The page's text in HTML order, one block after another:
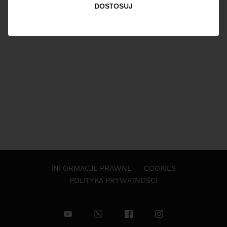
DOSTOSUJ
INFORMACJE PRAWNE
COOKIES
POLITYKA PRYWATNOŚCI